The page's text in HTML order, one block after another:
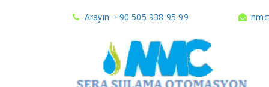
Arayın: +90 505 938 95 99